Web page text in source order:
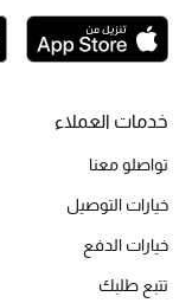
أحذية مختارة
خصومات
خدمات العملاء
تواصلو معنا
خيارات التوصيل
خيارات الدفع
تتبع طلبك